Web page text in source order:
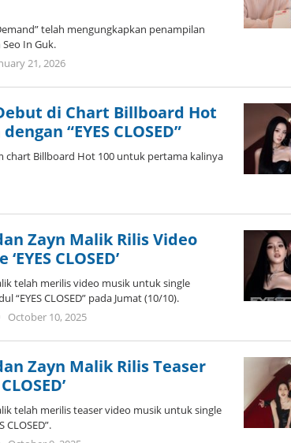
telah mengungkapkan penampilan
Seo In Guk.
21, 2026by
di Chart Billboard Hot
“EYES CLOSED”
chart Billboard Hot 100 untuk pertama kalinya
Zayn Malik Rilis Video
CLOSED’
telah merilis video musik untuk single
“EYES CLOSED” pada Jumat (10/10).
October 10, 2025by
Zayn Malik Rilis Teaser
telah merilis teaser video musik untuk single